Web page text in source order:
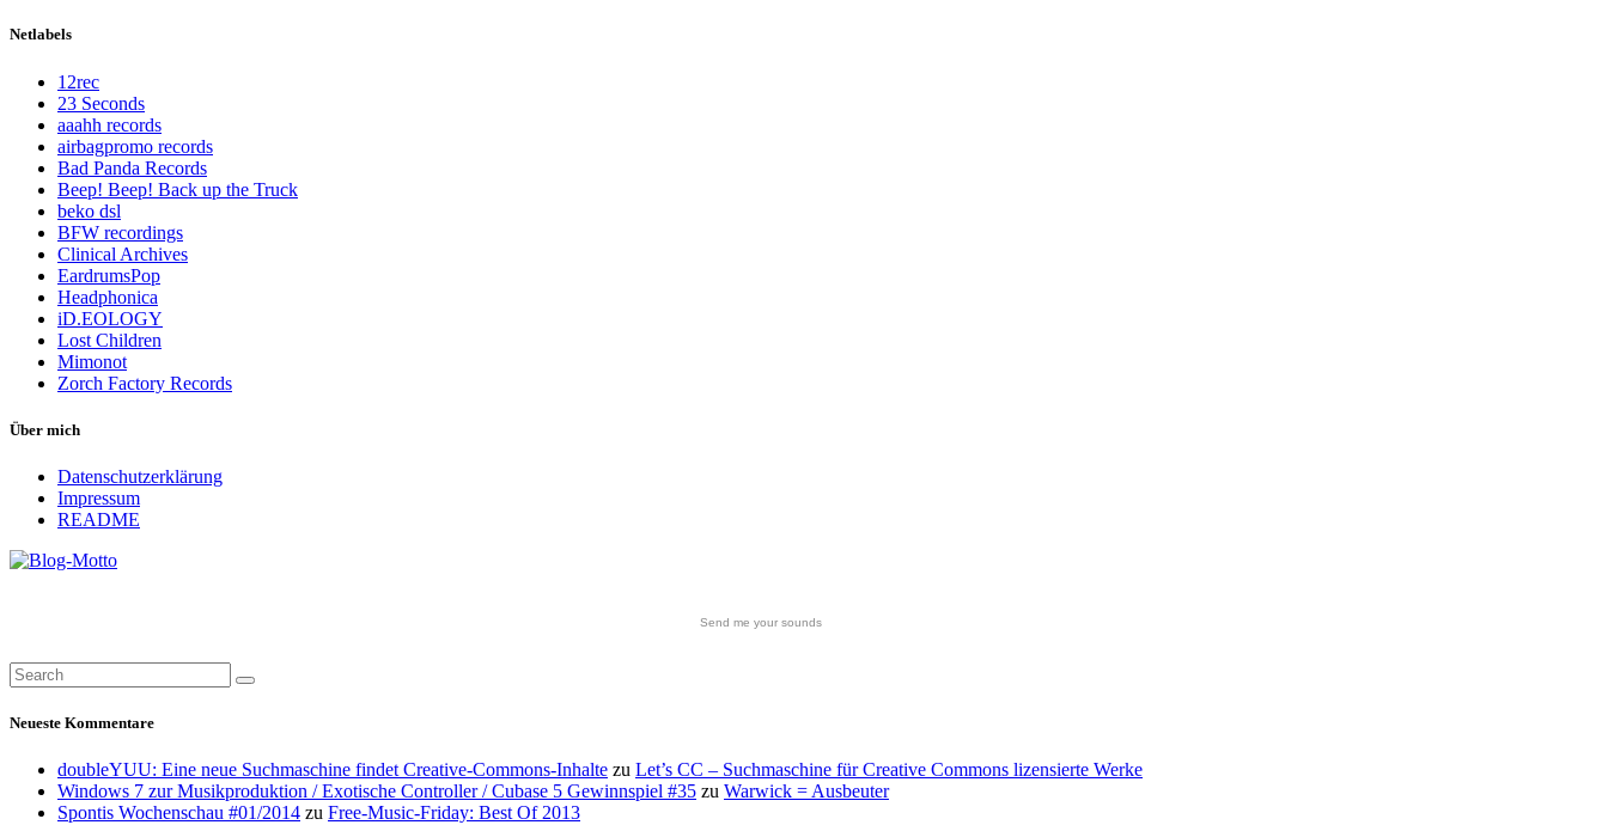
Netlabels
12rec
23 Seconds
aaahh records
airbagpromo records
Bad Panda Records
Beep! Beep! Back up the Truck
beko dsl
BFW recordings
Clinical Archives
EardrumsPop
Headphonica
iD.EOLOGY
Lost Children
Mimonot
Zorch Factory Records
Über mich
Datenschutzerklärung
Impressum
README
Send me your sounds
Neueste Kommentare
doubleYUU: Eine neue Suchmaschine findet Creative-Commons-Inhalte zu Let’s CC – Suchmaschine für Creative Commons lizensierte Werke
Windows 7 zur Musikproduktion / Exotische Controller / Cubase 5 Gewinnspiel #35 zu Warwick = Ausbeuter
Spontis Wochenschau #01/2014 zu Free-Music-Friday: Best Of 2013